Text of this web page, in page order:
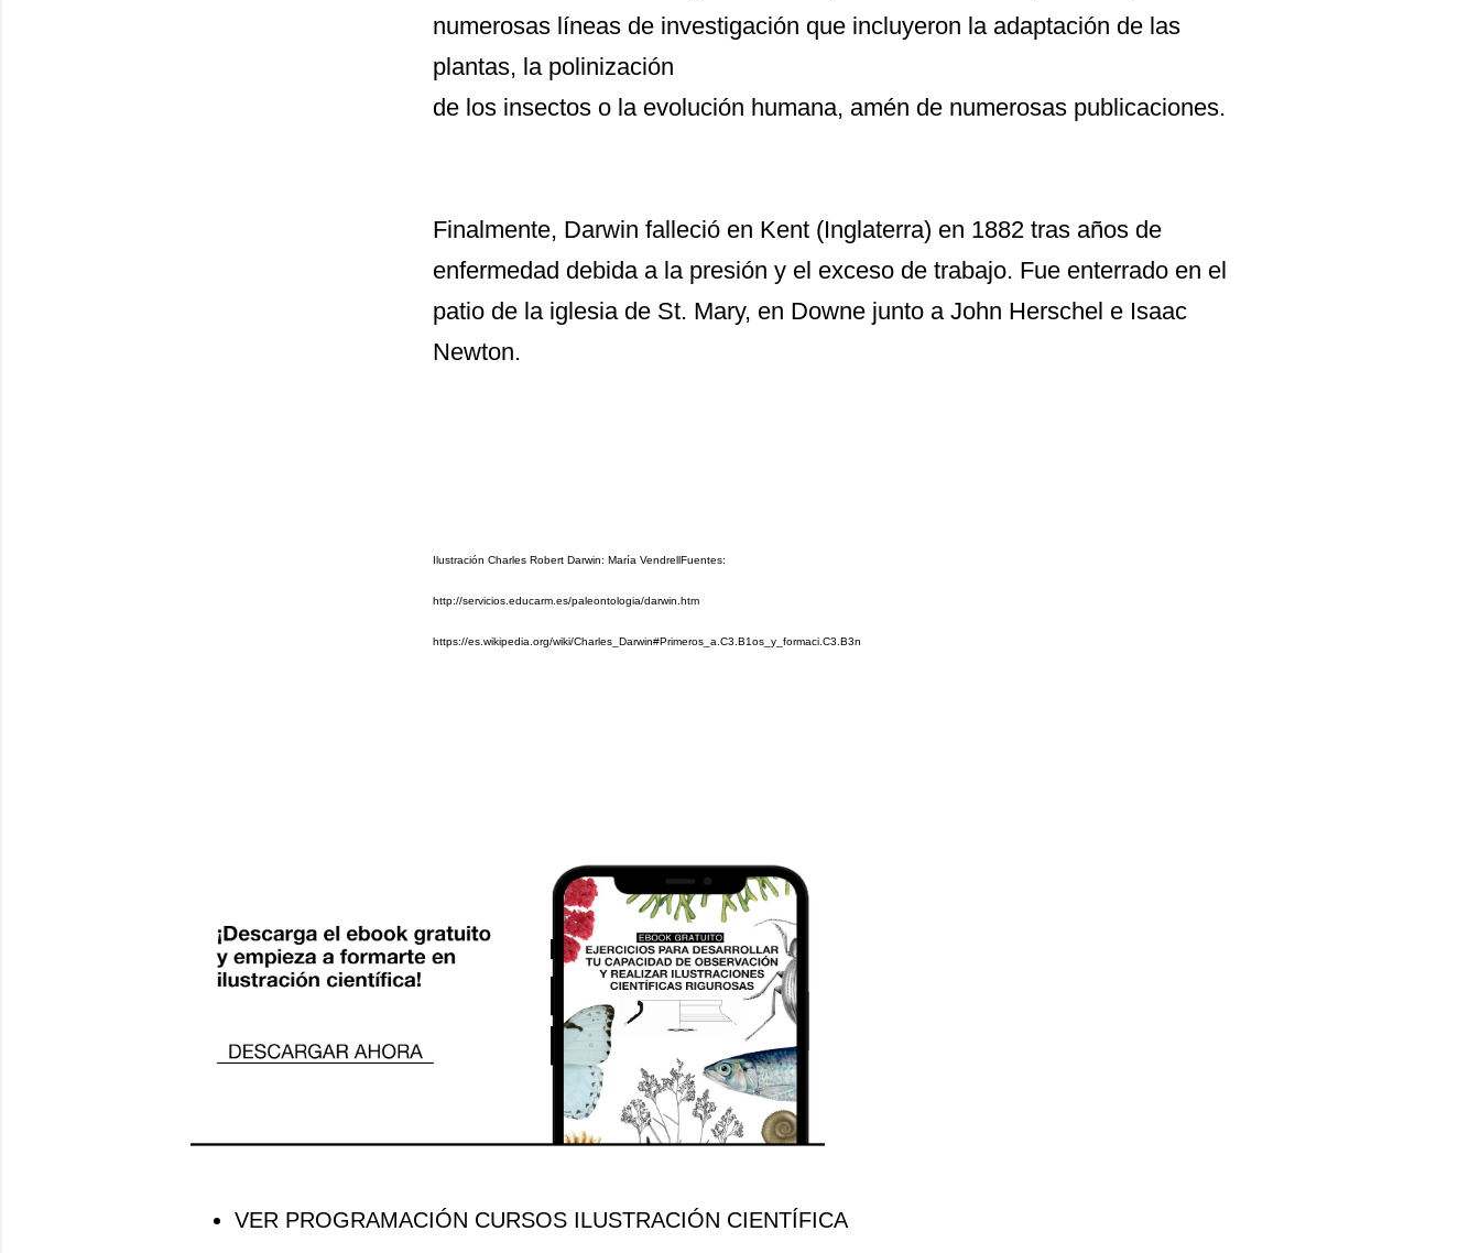
numerosas líneas de investigación que incluyeron la adaptación de las
plantas, la polinización
de los insectos o la evolución humana, amén de numerosas publicaciones.
Finalmente, Darwin falleció en Kent (Inglaterra) en 1882 tras años de
enfermedad debida a la presión y el exceso de trabajo. Fue enterrado en el
patio de la iglesia de St. Mary, en Downe junto a John Herschel e Isaac
Newton.
Ilustración Charles Robert Darwin: María VendrellFuentes:
http://servicios.educarm.es/paleontologia/darwin.htm
https://es.wikipedia.org/wiki/Charles_Darwin#Primeros_a.C3.B1os_y_formaci.C3.B3n
VER PROGRAMACIÓN CURSOS ILUSTRACIÓN CIENTÍFICA